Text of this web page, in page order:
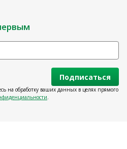
Подписаться
на обработку ваших данных в целях прямого
.